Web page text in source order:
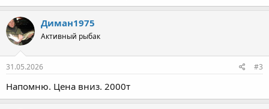
Диман1975
Активный рыбак
31.05.2026 #3
Напомню. Цена вниз. 2000т